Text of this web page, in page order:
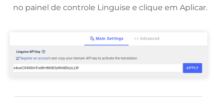
no painel de controle Linguise e clique em Aplicar.